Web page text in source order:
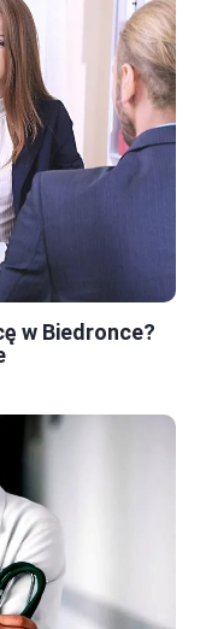
w Biedronce?